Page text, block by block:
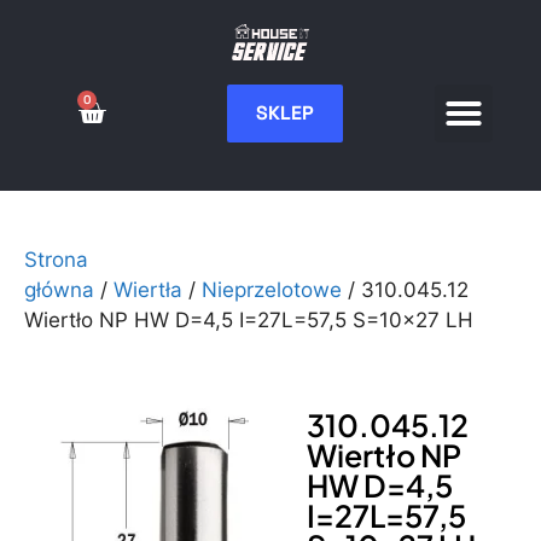
SKLEP
0
Strona
główna / Wiertła / Nieprzelotowe / 310.045.12
Wiertło NP HW D=4,5 I=27L=57,5 S=10×27 LH
310.045.12
Wiertło NP
HW D=4,5
I=27L=57,5